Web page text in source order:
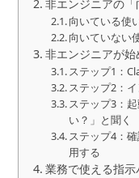
非エンジニアの
向いている使
向いていない
非エンジニアが
ステップ1：
ステップ2：
ステップ3：
い？」と聞く
ステップ4：
用する
業務で使える指